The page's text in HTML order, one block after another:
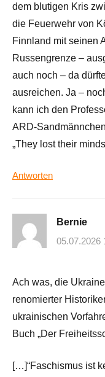
dem blutigen Kris
die Feuerwehr von
Finnland mit seinen
Russengrenze –
auch noch – da
ausreichen. Ja –
kann ich den
ARD-
„They lost their
Antworten
Bernie
05.07.2026
Ach was, die
renomierter
ukrainischen
Buch „Der
[…]“Faschismus ist